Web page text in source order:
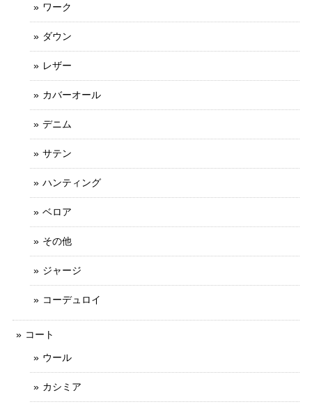
ワーク
ダウン
レザー
カバーオール
デニム
サテン
ハンティング
ベロア
その他
ジャージ
コーデュロイ
コート
ウール
カシミア